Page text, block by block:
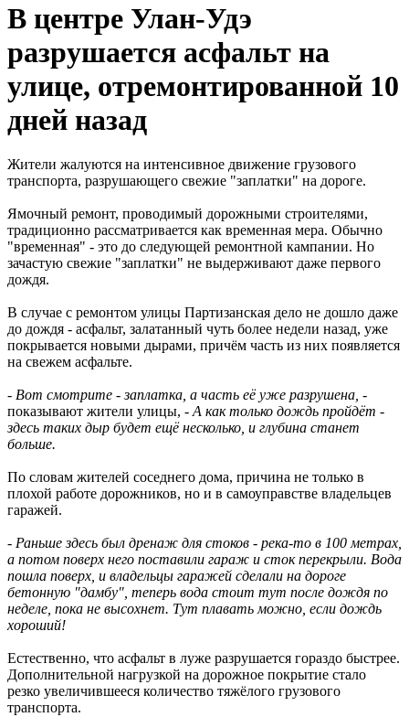
В центре Улан-Удэ
разрушается асфальт на
улице, отремонтированной 10
дней назад
Жители жалуются на интенсивное движение грузового
транспорта, разрушающего свежие "заплатки" на дороге.
Ямочный ремонт, проводимый дорожными строителями,
традиционно рассматривается как временная мера. Обычно
"временная" - это до следующей ремонтной кампании. Но
зачастую свежие "заплатки" не выдерживают даже первого
дождя.
В случае с ремонтом улицы Партизанская дело не дошло даже
до дождя - асфальт, залатанный чуть более недели назад, уже
покрывается новыми дырами, причём часть из них появляется
на свежем асфальте.
- Вот смотрите - заплатка, а часть её уже разрушена, -
показывают жители улицы, - А как только дождь пройдёт -
здесь таких дыр будет ещё несколько, и глубина станет
больше.
По словам жителей соседнего дома, причина не только в
плохой работе дорожников, но и в самоуправстве владельцев
гаражей.
- Раньше здесь был дренаж для стоков - река-то в 100 метрах,
а потом поверх него поставили гараж и сток перекрыли. Вода
пошла поверх, и владельцы гаражей сделали на дороге
бетонную "дамбу", теперь вода стоит тут после дождя по
неделе, пока не высохнет. Тут плавать можно, если дождь
хороший!
Естественно, что асфальт в луже разрушается гораздо быстрее.
Дополнительной нагрузкой на дорожное покрытие стало
резко увеличившееся количество тяжёлого грузового
транспорта.